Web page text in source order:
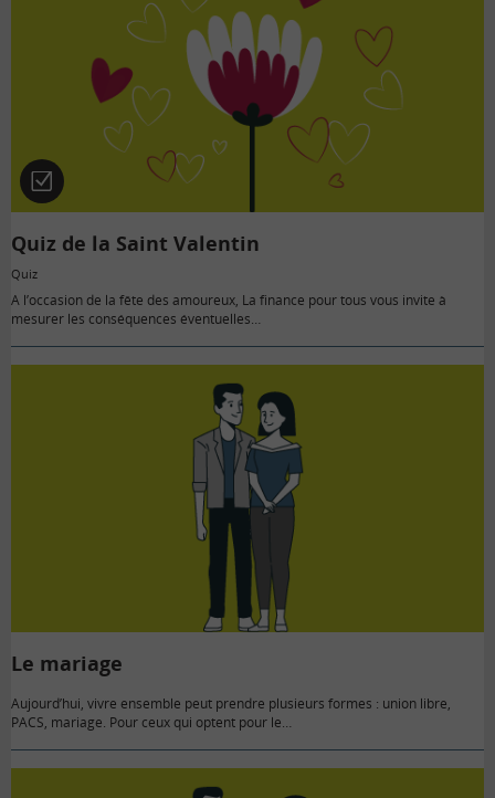
Quiz
Quiz de la Saint Valentin
Quiz
A l’occasion de la fête des amoureux, La finance pour tous vous invite à
mesurer les conséquences éventuelles…
Le mariage
Aujourd’hui, vivre ensemble peut prendre plusieurs formes : union libre,
PACS, mariage. Pour ceux qui optent pour le…